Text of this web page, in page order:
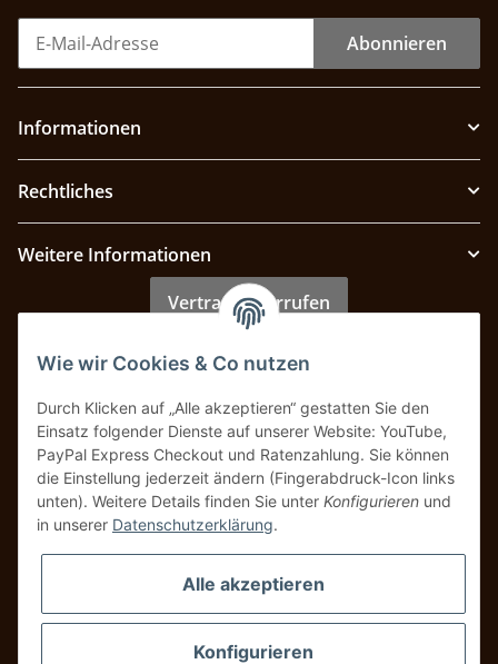
Abonnieren
Informationen
Rechtliches
Weitere Informationen
Vertrag widerrufen
Zahlung & Versand
Wie wir Cookies & Co nutzen
Durch Klicken auf „Alle akzeptieren“ gestatten Sie den
Einsatz folgender Dienste auf unserer Website: YouTube,
PayPal Express Checkout und Ratenzahlung. Sie können
die Einstellung jederzeit ändern (Fingerabdruck-Icon links
unten). Weitere Details finden Sie unter Konfigurieren und
in unserer Datenschutzerklärung.
Alle akzeptieren
Konfigurieren